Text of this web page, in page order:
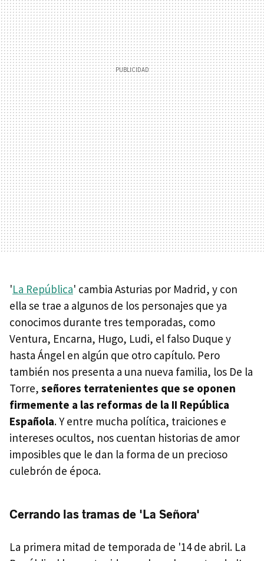
'La República' cambia Asturias por Madrid, y con
ella se trae a algunos de los personajes que ya
conocimos durante tres temporadas, como
Ventura, Encarna, Hugo, Ludi, el falso Duque y
hasta Ángel en algún que otro capítulo. Pero
también nos presenta a una nueva familia, los De la
Torre, señores terratenientes que se oponen
firmemente a las reformas de la II República
Española. Y entre mucha política, traiciones e
intereses ocultos, nos cuentan historias de amor
imposibles que le dan la forma de un precioso
culebrón de época.
Cerrando las tramas de 'La Señora'
La primera mitad de temporada de '14 de abril. La